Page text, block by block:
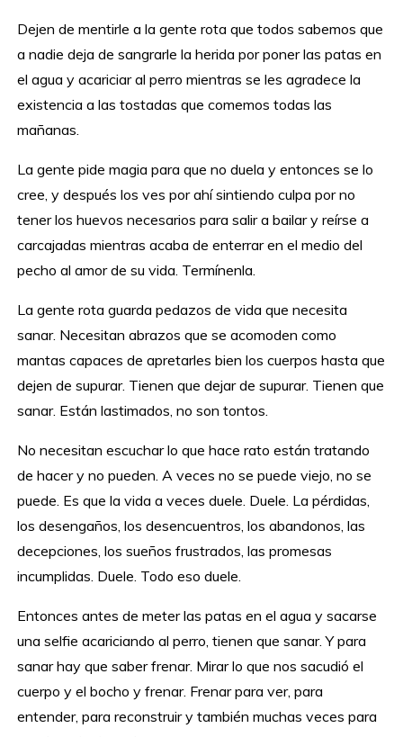
Dejen de mentirle a la gente rota que todos sabemos que
a nadie deja de sangrarle la herida por poner las patas en
el agua y acariciar al perro mientras se les agradece la
existencia a las tostadas que comemos todas las
mañanas.
La gente pide magia para que no duela y entonces se lo
cree, y después los ves por ahí sintiendo culpa por no
tener los huevos necesarios para salir a bailar y reírse a
carcajadas mientras acaba de enterrar en el medio del
pecho al amor de su vida. Termínenla.
La gente rota guarda pedazos de vida que necesita
sanar. Necesitan abrazos que se acomoden como
mantas capaces de apretarles bien los cuerpos hasta que
dejen de supurar. Tienen que dejar de supurar. Tienen que
sanar. Están lastimados, no son tontos.
No necesitan escuchar lo que hace rato están tratando
de hacer y no pueden. A veces no se puede viejo, no se
puede. Es que la vida a veces duele. Duele. La pérdidas,
los desengaños, los desencuentros, los abandonos, las
decepciones, los sueños frustrados, las promesas
incumplidas. Duele. Todo eso duele.
Entonces antes de meter las patas en el agua y sacarse
una selfie acariciando al perro, tienen que sanar. Y para
sanar hay que saber frenar. Mirar lo que nos sacudió el
cuerpo y el bocho y frenar. Frenar para ver, para
entender, para reconstruir y también muchas veces para